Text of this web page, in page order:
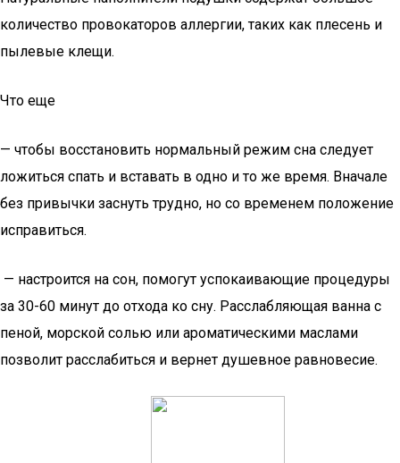
количество провокаторов аллергии, таких как плесень и
пылевые клещи.
Что еще
— чтобы восстановить нормальный режим сна следует
ложиться спать и вставать в одно и то же время. Вначале
без привычки заснуть трудно, но со временем положение
исправиться.
— настроится на сон, помогут успокаивающие процедуры
за 30-60 минут до отхода ко сну. Расслабляющая ванна с
пеной, морской солью или ароматическими маслами
позволит расслабиться и вернет душевное равновесие.